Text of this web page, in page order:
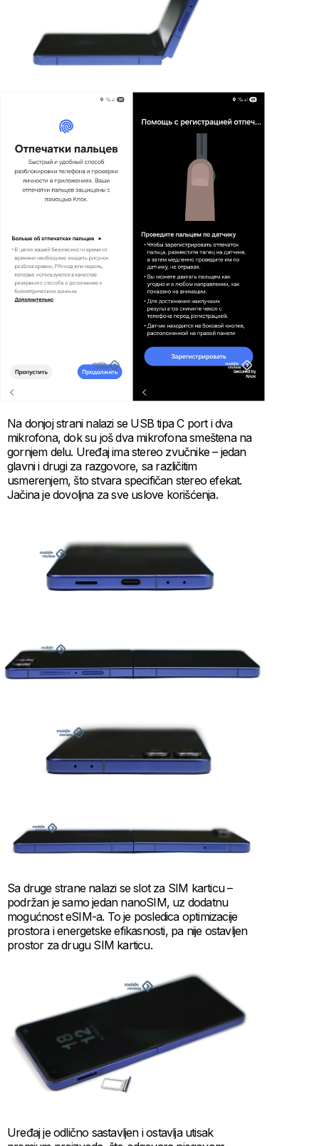
Na donjoj strani nalazi se USB tipa C port i dva
mikrofona, dok su još dva mikrofona smeštena na
gornjem delu. Uređaj ima stereo zvučnike – jedan
glavni i drugi za razgovore, sa različitim
usmerenjem, što stvara specifičan stereo efekat.
Jačina je dovoljna za sve uslove korišćenja.
Sa druge strane nalazi se slot za SIM karticu –
podržan je samo jedan nanoSIM, uz dodatnu
mogućnost eSIM-a. To je posledica optimizacije
prostora i energetske efikasnosti, pa nije ostavljen
prostor za drugu SIM karticu.
Uređaj je odlično sastavljen i ostavlja utisak